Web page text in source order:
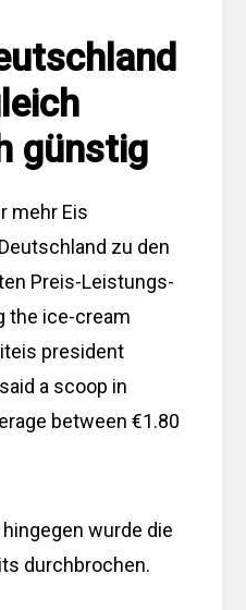
günstig
mehr Eis
zu den
Preis-Leistungs-
the ice-cream
president
a scoop in
between €1.80
wurde die
durchbrochen.